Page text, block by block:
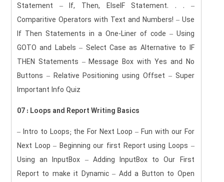
Statement – If, Then, ElseIF Statement. . . –
Comparitive Operators with Text and Numbers! – Use
If Then Statements in a One-Liner of code – Using
GOTO and Labels – Select Case as Alternative to IF
THEN Statements – Message Box with Yes and No
Buttons – Relative Positioning using Offset – Super
Important Info Quiz
07 : Loops and Report Writing Basics
– Intro to Loops; the For Next Loop – Fun with our For
Next Loop – Beginning our first Report using Loops –
Using an InputBox – Adding InputBox to Our First
Report to make it Dynamic – Add a Button to Open